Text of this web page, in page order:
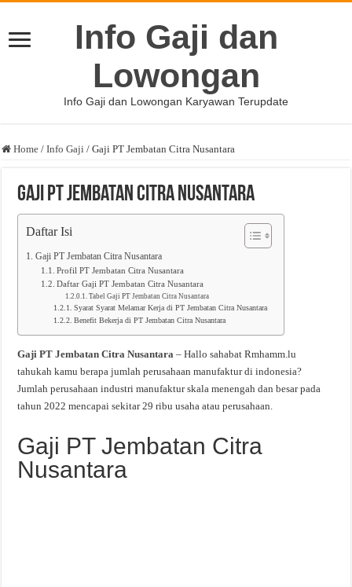
Info Gaji dan
Lowongan
Info Gaji dan Lowongan Karyawan Terupdate
Home / Info Gaji / Gaji PT Jembatan Citra Nusantara
Gaji PT Jembatan Citra Nusantara
Daftar Isi
Gaji PT Jembatan Citra Nusantara
Profil PT Jembatan Citra Nusantara
Daftar Gaji PT Jembatan Citra Nusantara
Tabel Gaji PT Jembatan Citra Nusantara
Syarat Syarat Melamar Kerja di PT Jembatan Citra Nusantara
Benefit Bekerja di PT Jembatan Citra Nusantara
Gaji PT Jembatan Citra Nusantara – Hallo sahabat Rmhamm.lu
tahukah kamu berapa jumlah perusahaan manufaktur di indonesia?
Jumlah perusahaan industri manufaktur skala menengah dan besar pada
tahun 2022 mencapai sekitar 29 ribu usaha atau perusahaan.
Gaji PT Jembatan Citra
Nusantara